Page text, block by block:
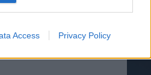
Access Privacy Policy
Καρατζαφέρη